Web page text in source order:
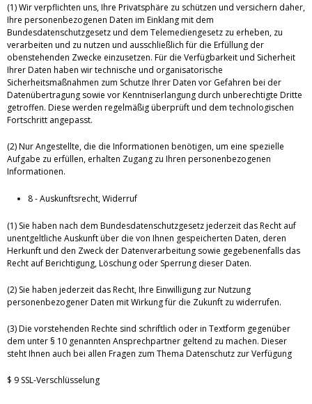
(1) Wir verpflichten uns, Ihre Privatsphäre zu schützen und versichern daher,
Ihre personenbezogenen Daten im Einklang mit dem
Bundesdatenschutzgesetz und dem Telemediengesetz zu erheben, zu
verarbeiten und zu nutzen und ausschließlich für die Erfüllung der
obenstehenden Zwecke einzusetzen. Für die Verfügbarkeit und Sicherheit
Ihrer Daten haben wir technische und organisatorische
Sicherheitsmaßnahmen zum Schutze Ihrer Daten vor Gefahren bei der
Datenübertragung sowie vor Kenntniserlangung durch unberechtigte Dritte
getroffen. Diese werden regelmäßig überprüft und dem technologischen
Fortschritt angepasst.
(2) Nur Angestellte, die die Informationen benötigen, um eine spezielle
Aufgabe zu erfüllen, erhalten Zugang zu Ihren personenbezogenen
Informationen.
8 - Auskunftsrecht, Widerruf
(1) Sie haben nach dem Bundesdatenschutzgesetz jederzeit das Recht auf
unentgeltliche Auskunft über die von Ihnen gespeicherten Daten, deren
Herkunft und den Zweck der Datenverarbeitung sowie gegebenenfalls das
Recht auf Berichtigung, Löschung oder Sperrung dieser Daten.
(2) Sie haben jederzeit das Recht, Ihre Einwilligung zur Nutzung
personenbezogener Daten mit Wirkung für die Zukunft zu widerrufen.
(3) Die vorstehenden Rechte sind schriftlich oder in Textform gegenüber
dem unter § 10 genannten Ansprechpartner geltend zu machen. Dieser
steht Ihnen auch bei allen Fragen zum Thema Datenschutz zur Verfügung
$ 9 SSL-Verschlüsselung